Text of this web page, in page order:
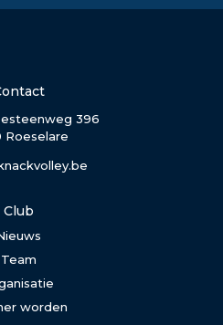
396
Roeselare
Club
Team
worden